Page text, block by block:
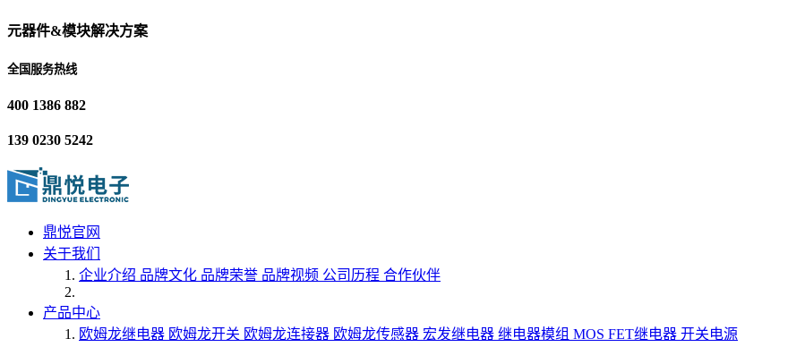
元器件&模块解决方案
全国服务热线
400 1386 882
139 0230 5242
鼎悦官网
关于我们
企业介绍 品牌文化 品牌荣誉 品牌视频 公司历程 合作伙伴
产品中心
欧姆龙继电器 欧姆龙开关 欧姆龙连接器 欧姆龙传感器 宏发继电器 继电器模组 MOS FET继电器 开关电源